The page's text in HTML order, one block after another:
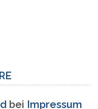
bei Impressum